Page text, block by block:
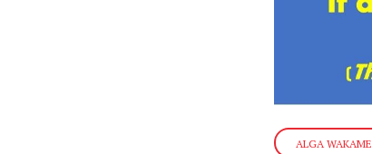
ALGA WAKAME